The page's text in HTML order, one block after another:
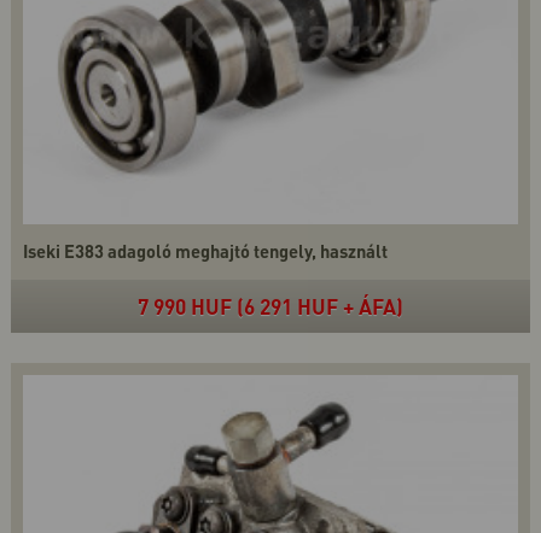
Iseki E383 adagoló meghajtó tengely, használt
7 990 HUF (6 291 HUF + ÁFA)